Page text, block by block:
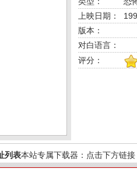
上映日期：
版本：
对白语言：
评分：1 3
列表本站专属下载器：点击下方链